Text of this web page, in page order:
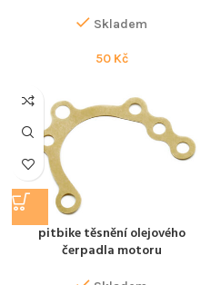
Skladem
50 Kč
pitbike těsnění olejového
čerpadla motoru